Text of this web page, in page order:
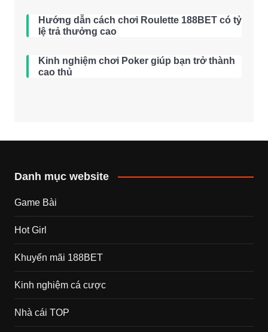
Hướng dẫn cách chơi Roulette 188BET có tỷ
lệ trả thưởng cao
Kinh nghiệm chơi Poker giúp bạn trở thành
cao thủ
Danh mục website
Game Bài
Hot Girl
Khuyến mãi 188BET
Kinh nghiệm cá cược
Nhà cái TOP